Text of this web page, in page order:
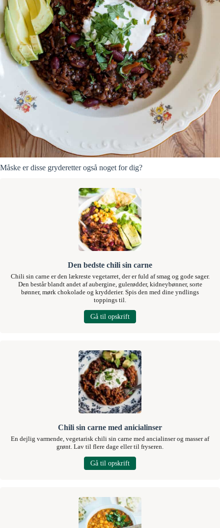
Måske er disse gryderetter også noget for dig?
Den bedste chili sin carne
Chili sin carne er den lækreste vegetarret, der er fuld af smag og gode sager.
Den består blandt andet af aubergine, gulerødder, kidneybønner, sorte
bønner, mørk chokolade og krydderier. Spis den med dine yndlings
toppings til.
Gå til opskrift
Chili sin carne med anicialinser
En dejlig varmende, vegetarisk chili sin carne med ancialinser og masser af
grønt. Lav til flere dage eller til fryseren.
Gå til opskrift